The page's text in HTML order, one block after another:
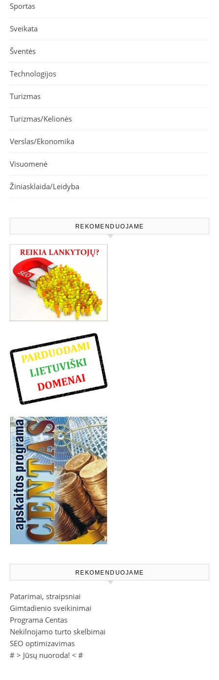
Sportas
Sveikata
Šventės
Technologijos
Turizmas
Turizmas/Kelionės
Verslas/Ekonomika
Visuomenė
Žiniasklaida/Leidyba
REKOMENDUOJAME
REKOMENDUOJAME
Patarimai, straipsniai
Gimtadienio sveikinimai
Programa Centas
Nekilnojamo turto skelbimai
SEO optimizavimas
# > Jūsų nuoroda! < #